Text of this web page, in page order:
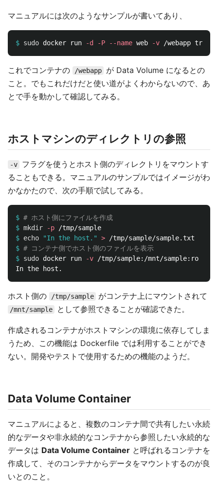
マニュアルには次のようなサンプルが書いてあり、
$ sudo docker run -d -P --name web -v
これでコンテナの /webapp
が Data Volume になるとの
こと。でもこれだけだと使い道がよくわからないので、あ
とで手を動かして確認してみる。
ホストマシンのディレクトリの参照
-v
フラグを使うとホスト側のディレクトリをマウントす
ることもできる。マニュアルのサンプルではイメージがわ
かなかたので、次の手順で試してみる。
$ # ホスト側にファイルを作成
$ mkdir -p
$ echo "In the host." >
$ # コンテナ側でホスト側のファイルを表示
$ sudo docker run -v /tmp/sample:/mnt/sample:ro
ホスト側の /tmp/sample がコンテナ上にマウントされて
/mnt/sample として参照できることが確認できた。
作成されるコンテナがホストマシンの環境に依存してしま
うため、この機能は Dockerfile では利用することができ
ない。開発やテストで使用するための機能のようだ。
Data Volume Container
マニュアルによると、複数のコンテナ間で共有したい永続
的なデータや非永続的なコンテナから参照したい永続的な
データは Data Volume Container と呼ばれるコンテナを
作成して、そのコンテナからデータをマウントするのが良
いとのこと。